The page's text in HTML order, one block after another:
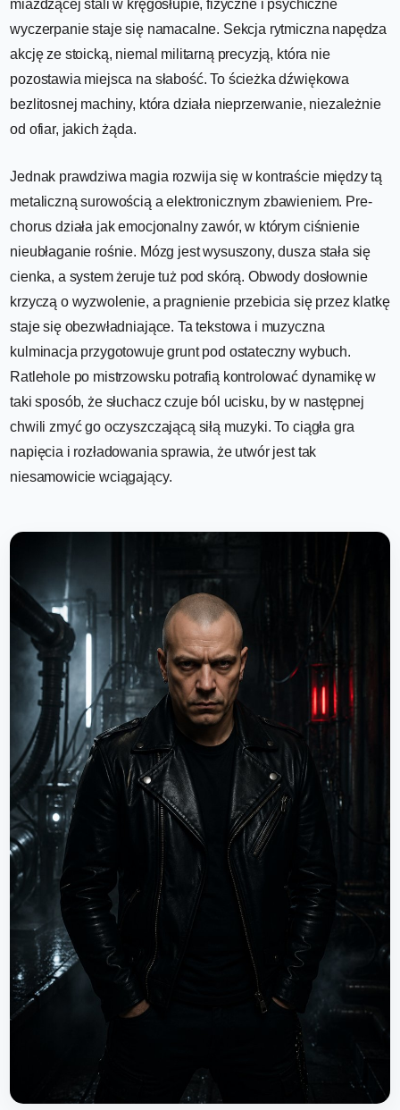
miażdżącej stali w kręgosłupie, fizyczne i psychiczne
wyczerpanie staje się namacalne. Sekcja rytmiczna napędza
akcję ze stoicką, niemal militarną precyzją, która nie
pozostawia miejsca na słabość. To ścieżka dźwiękowa
bezlitosnej machiny, która działa nieprzerwanie, niezależnie
od ofiar, jakich żąda.
Jednak prawdziwa magia rozwija się w kontraście między tą
metaliczną surowością a elektronicznym zbawieniem. Pre-
chorus działa jak emocjonalny zawór, w którym ciśnienie
nieubłaganie rośnie. Mózg jest wysuszony, dusza stała się
cienka, a system żeruje tuż pod skórą. Obwody dosłownie
krzyczą o wyzwolenie, a pragnienie przebicia się przez klatkę
staje się obezwładniające. Ta tekstowa i muzyczna
kulminacja przygotowuje grunt pod ostateczny wybuch.
Ratlehole po mistrzowsku potrafią kontrolować dynamikę w
taki sposób, że słuchacz czuje ból ucisku, by w następnej
chwili zmyć go oczyszczającą siłą muzyki. To ciągła gra
napięcia i rozładowania sprawia, że utwór jest tak
niesamowicie wciągający.